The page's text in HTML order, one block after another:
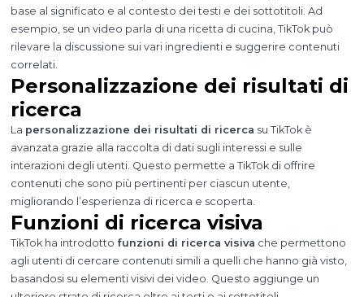
base al significato e al contesto dei testi e dei sottotitoli. Ad
esempio, se un video parla di una ricetta di cucina, TikTok può
rilevare la discussione sui vari ingredienti e suggerire contenuti
correlati.
Personalizzazione dei risultati di
ricerca
La personalizzazione dei risultati di ricerca su TikTok è
avanzata grazie alla raccolta di dati sugli interessi e sulle
interazioni degli utenti. Questo permette a TikTok di offrire
contenuti che sono più pertinenti per ciascun utente,
migliorando l’esperienza di ricerca e scoperta.
Funzioni di ricerca visiva
TikTok ha introdotto funzioni di ricerca visiva che permettono
agli utenti di cercare contenuti simili a quelli che hanno già visto,
basandosi su elementi visivi dei video. Questo aggiunge un